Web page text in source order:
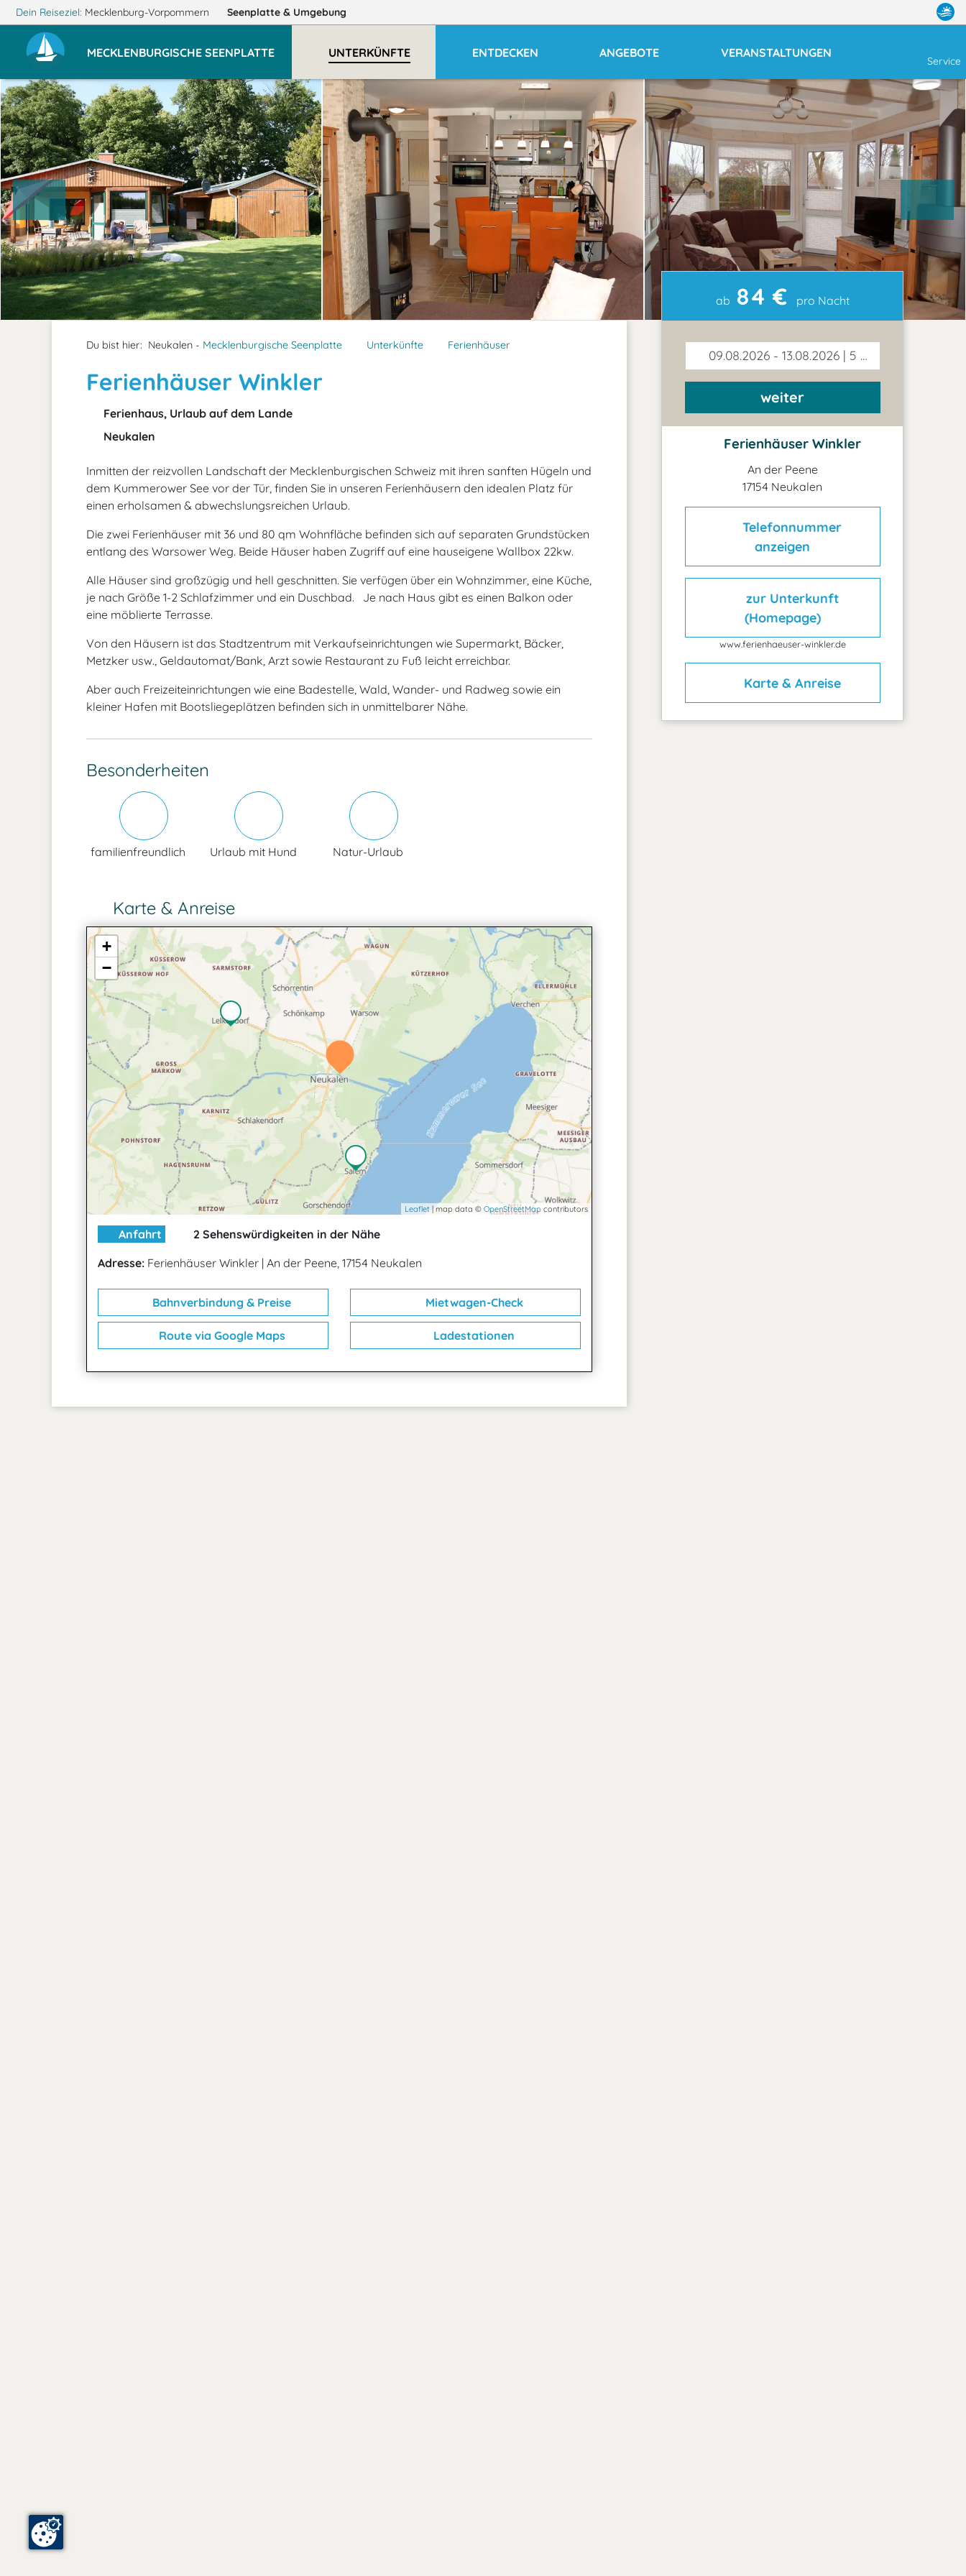
Dein Reiseziel: Mecklenburg-Vorpommern Seenplatte & Umgebung
MECKLENBURGISCHE SEENPLATTE UNTERKÜNFTE ENTDECKEN ANGEBOTE VERANSTALTUNGEN
Service
Du bist hier: Neukalen - Mecklenburgische Seenplatte Unterkünfte Ferienhäuser
Ferienhäuser Winkler
Ferienhaus, Urlaub auf dem Lande
Neukalen
Inmitten der reizvollen Landschaft der Mecklenburgischen Schweiz mit ihren sanften Hügeln und
dem Kummerower See vor der Tür, finden Sie in unseren Ferienhäusern den idealen Platz für
einen erholsamen & abwechslungsreichen Urlaub.
Die zwei Ferienhäuser mit 36 und 80 qm Wohnfläche befinden sich auf separaten Grundstücken
entlang des Warsower Weg. Beide Häuser haben Zugriff auf eine hauseigene Wallbox 22kw.
Alle Häuser sind großzügig und hell geschnitten. Sie verfügen über ein Wohnzimmer, eine Küche,
je nach Größe 1-2 Schlafzimmer und ein Duschbad. Je nach Haus gibt es einen Balkon oder
eine möblierte Terrasse.
Von den Häusern ist das Stadtzentrum mit Verkaufseinrichtungen wie Supermarkt, Bäcker,
Metzker usw., Geldautomat/Bank, Arzt sowie Restaurant zu Fuß leicht erreichbar.
Aber auch Freizeiteinrichtungen wie eine Badestelle, Wald, Wander- und Radweg sowie ein
kleiner Hafen mit Bootsliegeplätzen befinden sich in unmittelbarer Nähe.
Besonderheiten
familienfreundlich Urlaub mit Hund Natur-Urlaub
Karte & Anreise
+
−
Leaflet| map data © OpenStreetMap contributors
Anfahrt
2 Sehenswürdigkeiten in der Nähe
Adresse: Ferienhäuser Winkler | An der Peene, 17154 Neukalen
Bahnverbindung & Preise Mietwagen-Check
Route via Google Maps Ladestationen
ab 84 € pro Nacht
09.08.2026 - 13.08.2026 | 5 Tage
weiter
Ferienhäuser Winkler
An der Peene
17154 Neukalen
Telefonnummer
anzeigen
zur Unterkunft
(Homepage)
www.ferienhaeuser-winkler.de
Karte & Anreise